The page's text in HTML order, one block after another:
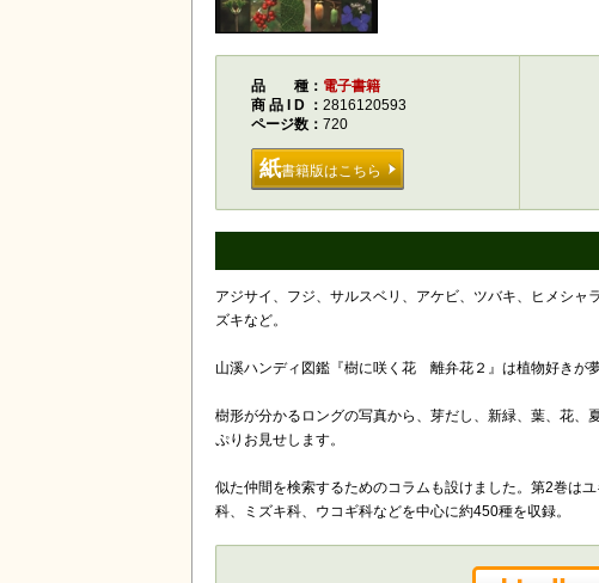
品種電子書籍
商品ID
2816120593
ページ数
720
紙書籍版はこちら
アジサイ、フジ、サルスベリ、アケビ、ツバキ、ヒメシャ
ズキなど。
山溪ハンディ図鑑『樹に咲く花 離弁花２』は植物好きが
樹形が分かるロングの写真から、芽だし、新緑、葉、花
ぷりお見せします。
似た仲間を検索するためのコラムも設けました。第2巻は
科、ミズキ科、ウコギ科などを中心に約450種を収録。